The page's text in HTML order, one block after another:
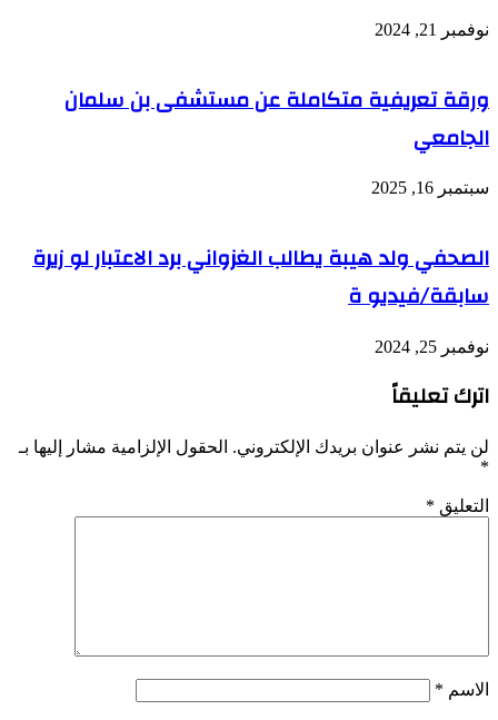
نوفمبر 21, 2024
ورقة تعريفية متكاملة عن مستشفى بن سلمان
الجامعي
سبتمبر 16, 2025
الصحفي ولد هيبة يطالب الغزواني برد الاعتبار لو زيرة
سابقة/فيديو ة
نوفمبر 25, 2024
اترك تعليقاً
لن يتم نشر عنوان بريدك الإلكتروني. الحقول الإلزامية مشار إليها بـ
*
التعليق *
الاسم *